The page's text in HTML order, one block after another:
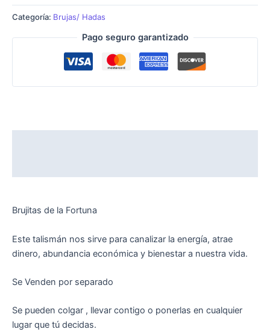
Categoría: Brujas/ Hadas
Pago seguro garantizado
Brujitas de la Fortuna
Este talismán nos sirve para canalizar la energía, atrae
dinero, abundancia económica y bienestar a nuestra vida.
Se Venden por separado
Se pueden colgar , llevar contigo o ponerlas en cualquier
lugar que tú decidas.